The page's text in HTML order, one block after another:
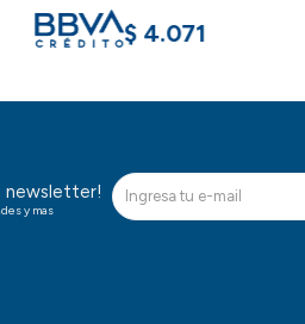
$ 4.071
newsletter!
y mas